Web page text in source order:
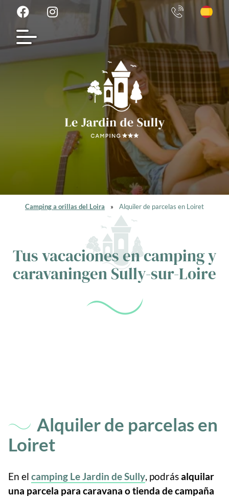
Camping a orillas del Loira » Alquiler de parcelas en Loiret
Tus vacaciones en camping y
caravaningen Sully-sur-Loire
Alquiler de parcelas en
Loiret
En el camping Le Jardin de Sully, podrásalquilar
una parcela para caravana o tienda de campaña